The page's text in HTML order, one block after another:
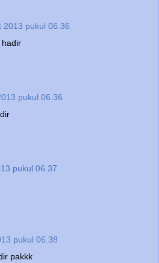
2013 pukul 06.36
hadir
pukul 06.36
pukul 06.37
pukul 06.38
pakkk